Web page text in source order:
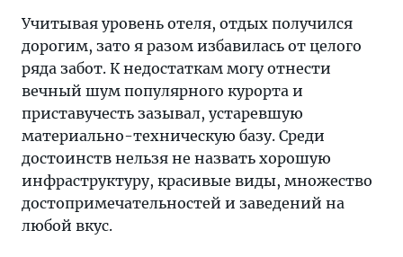
Учитывая уровень отеля, отдых получился
дорогим, зато я разом избавилась от целого
ряда забот. К недостаткам могу отнести
вечный шум популярного курорта и
приставучесть зазывал, устаревшую
материально-техническую базу. Среди
достоинств нельзя не назвать хорошую
инфраструктуру, красивые виды, множество
достопримечательностей и заведений на
любой вкус.